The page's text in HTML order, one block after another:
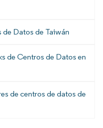
de Datos de Taiwán
de Centros de Datos en
de centros de datos de